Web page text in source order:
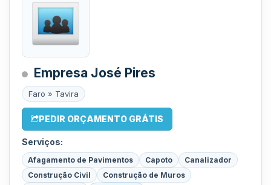
Empresa José Pires
Faro » Tavira
PEDIR ORÇAMENTO GRÁTIS
Serviços:
Afagamento de Pavimentos Capoto
Canalizador
Construção Civil
Construção de Muros